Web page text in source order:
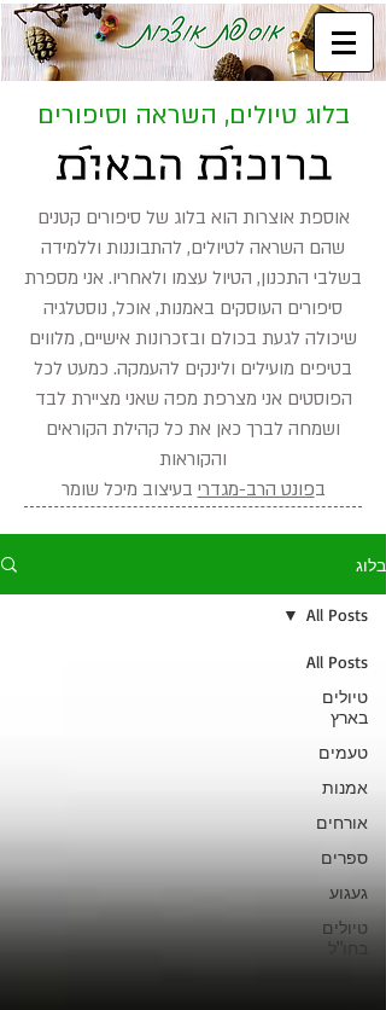
בלוג טיולים, השראה וסיפורים
אוספת אוצרות הוא בלוג של סיפורים קטנים
שהם השראה לטיולים, להתבוננות וללמידה
בשלבי התכנון, הטיול עצמו ולאחריו. אני מספרת
סיפורים העוסקים באמנות, אוכל, נוסטלגיה
שיכולה לגעת בכולם ובזכרונות אישיים, מלווים
בטיפים מועילים ולינקים להעמקה. כמעט לכל
הפוסטים אני מצרפת מפה שאני מציירת לבד
ושמחה לברך כאן את כל קהילת הקוראים
והקוראות
בפונט הרב-מגדרי בעיצוב מיכל שומר
בלוג
All Posts
טיולים
בארץ
טעמים
אמנות
אורחים
ספרים
געגוע
טיולים
בחו"ל
All Posts